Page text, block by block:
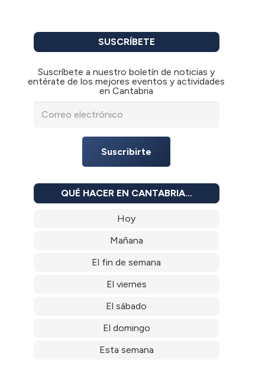
SUSCRÍBETE
Suscríbete a nuestro boletín de noticias y
entérate de los mejores eventos y actividades
en Cantabria
Suscribirte
QUÉ HACER EN CANTABRIA…
Hoy
Mañana
El fin de semana
El viernes
El sábado
El domingo
Esta semana